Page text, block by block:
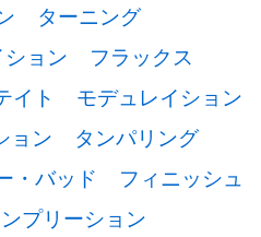
ターニング
ョン
フラックス
イト
モデュレイション
ョン
タンパリング
・バッド
フィニッシュ
プリーション